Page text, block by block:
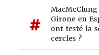
Girone en
ont testé la
cercles ?